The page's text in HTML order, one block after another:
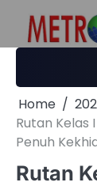
content
Home
Rutan Kelas
Penuh
Rutan